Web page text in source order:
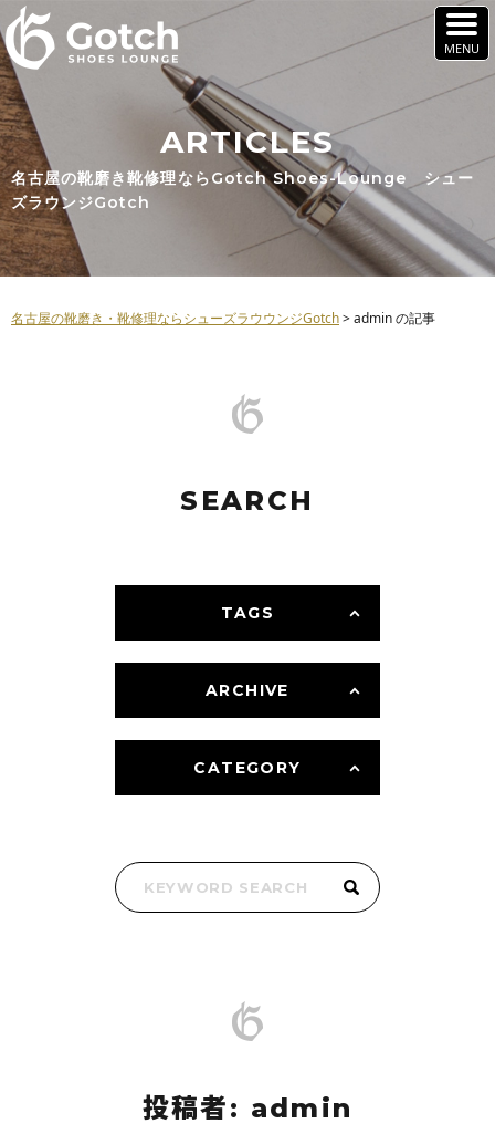
ARTICLES
名古屋の靴磨き靴修理ならGotch Shoes-Lounge シュー
ズラウンジGotch
名古屋の靴磨き・靴修理ならシューズラウウンジGotch>admin の記事
SEARCH
TAGS
ARCHIVE
CATEGORY
投稿者: admin